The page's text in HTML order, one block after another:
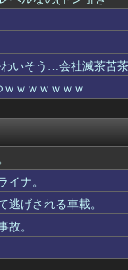
ホー...
ぎじゃ...
パ
も
蹴り落と...
お
んの...
ト
ぶ
ｗｗ...
撃の...
な
サ
金額...
げ
いそう…会社滅茶苦茶
ｗｗｗｗｗｗ
イナ。
逃げされる車載。
故。